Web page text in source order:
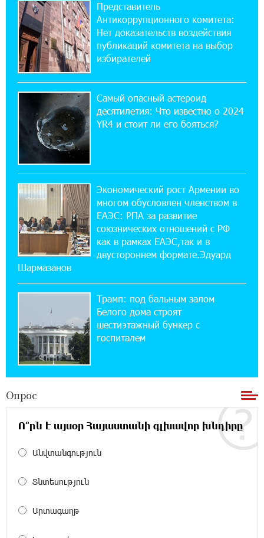
12:04:53 28-07-2026
Обновленный Центр продаж и обслуживания
Ucom открылся по адресу ул. Шаумяна, 24/2
в Арарате
Никогда Нагорный Карабах не был в составе
независимого Азербайджана. Аршак
Карапетян
17:52:29 25-07-2026
обратился к президенту страны с просьбой
содействовать освобождению армянских заключенных,
осужденных в Азербайджане
12:17:04 23-07-2026
Против кого вооружается Азербайджан?
Аршак Карапетян
12:04:45 23-07-2026
При поддержке Ucom в спортивной школе
Вайка установлена солнечная
электростанция мощностью 15 кВт
20:50:22 22-07-2026
Новые финансовые навыки на «Давидбекских
играх»: Idram&IDBank
Кругом война. А вас вводят в заблуждение.
Центр продаж и обслуживания Ucom в
— ул. Ереванян, 3/47
Представитель
Антикоррупционного комитета:
Нет доказательств воздействия
публикаций комитета на выбор
избирателей
Самый опасный астероид
десятилетия: Что известно о 2024
YR4 и стоит ли его бояться?
Экономический рост Армении во
многом обусловлен членством в
ЕАЭС: РПА за развитие
союзнических отношений с РФ
как в рамках ЕАЭС,так и в
двустороннем формате.Эдуард
Шармазанов
Трамп: под бальным залом
Белого дома строят
шестиэтажный бункер с
госпиталем
Опрос
Ո՞րն է այսօր Հայաստանի գլխավոր խնդիրը
Անվտանգություն
Տնտեսություն
Արտագաղթ